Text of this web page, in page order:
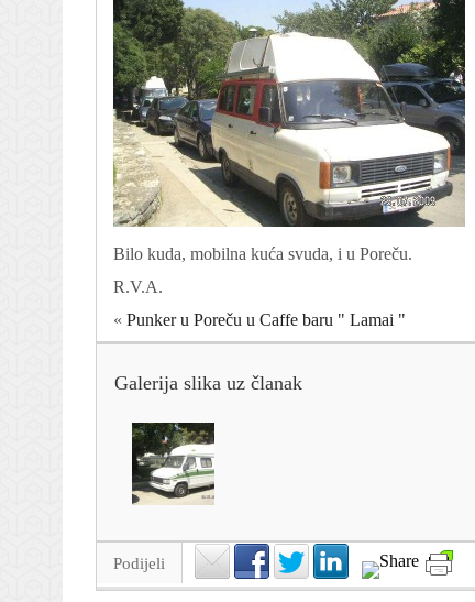
Bilo kuda, mobilna kuća svuda, i u Poreču.
R.V.A.
« Punker u Poreču u Caffe baru " Lamai "
Galerija slika uz članak
Podijeli